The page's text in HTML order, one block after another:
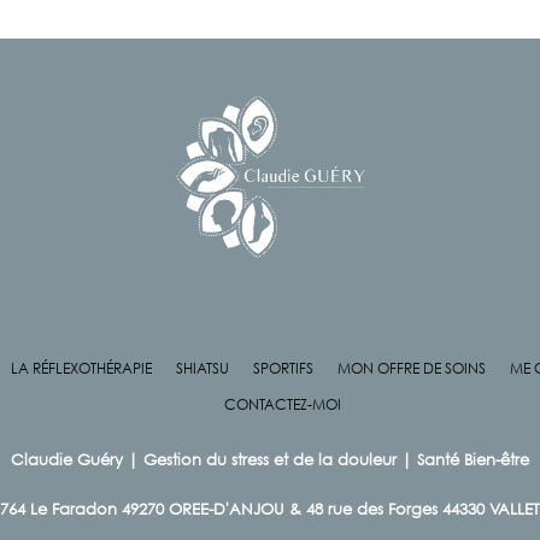
LA RÉFLEXOTHÉRAPIE SHIATSU SPORTIFS MON OFFRE DE SOINS ME
CONTACTEZ-MOI
Claudie Guéry | Gestion du stress et de la douleur | Santé Bien-être
764 Le Faradon 49270 OREE-D'ANJOU & 48 rue des Forges 44330 VALLET